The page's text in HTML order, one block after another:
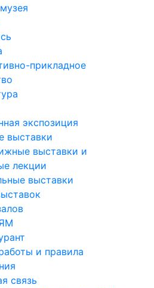
прикладное
экспозиция
выставки
выставки и
лекции
выставки
и правила
связь